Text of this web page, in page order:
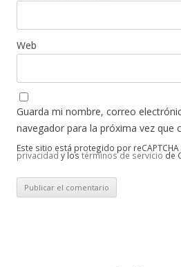
Web
Guarda mi nombre, correo
navegador para la próxima vez que
Este sitio está protegido por reCAPTCHA
privacidad y los términos de servicio de